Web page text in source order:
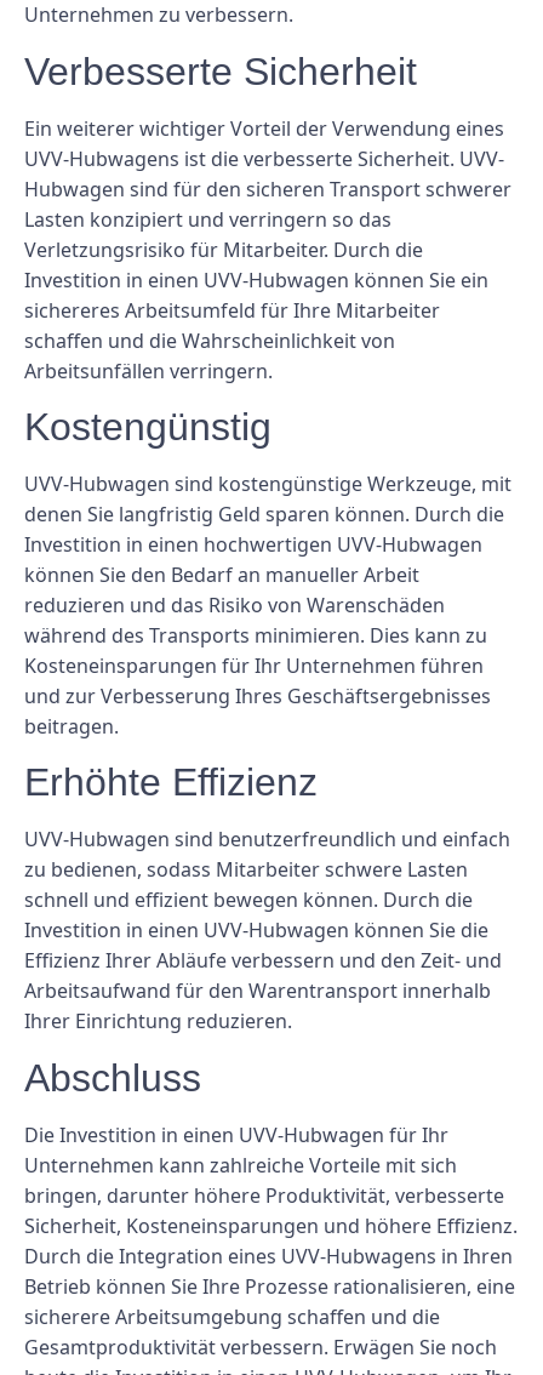
Unternehmen zu verbessern.
Verbesserte Sicherheit
Ein weiterer wichtiger Vorteil der Verwendung eines
UVV-Hubwagens ist die verbesserte Sicherheit. UVV-
Hubwagen sind für den sicheren Transport schwerer
Lasten konzipiert und verringern so das
Verletzungsrisiko für Mitarbeiter. Durch die
Investition in einen UVV-Hubwagen können Sie ein
sichereres Arbeitsumfeld für Ihre Mitarbeiter
schaffen und die Wahrscheinlichkeit von
Arbeitsunfällen verringern.
Kostengünstig
UVV-Hubwagen sind kostengünstige Werkzeuge, mit
denen Sie langfristig Geld sparen können. Durch die
Investition in einen hochwertigen UVV-Hubwagen
können Sie den Bedarf an manueller Arbeit
reduzieren und das Risiko von Warenschäden
während des Transports minimieren. Dies kann zu
Kosteneinsparungen für Ihr Unternehmen führen
und zur Verbesserung Ihres Geschäftsergebnisses
beitragen.
Erhöhte Effizienz
UVV-Hubwagen sind benutzerfreundlich und einfach
zu bedienen, sodass Mitarbeiter schwere Lasten
schnell und effizient bewegen können. Durch die
Investition in einen UVV-Hubwagen können Sie die
Effizienz Ihrer Abläufe verbessern und den Zeit- und
Arbeitsaufwand für den Warentransport innerhalb
Ihrer Einrichtung reduzieren.
Abschluss
Die Investition in einen UVV-Hubwagen für Ihr
Unternehmen kann zahlreiche Vorteile mit sich
bringen, darunter höhere Produktivität, verbesserte
Sicherheit, Kosteneinsparungen und höhere Effizienz.
Durch die Integration eines UVV-Hubwagens in Ihren
Betrieb können Sie Ihre Prozesse rationalisieren, eine
sicherere Arbeitsumgebung schaffen und die
Gesamtproduktivität verbessern. Erwägen Sie noch